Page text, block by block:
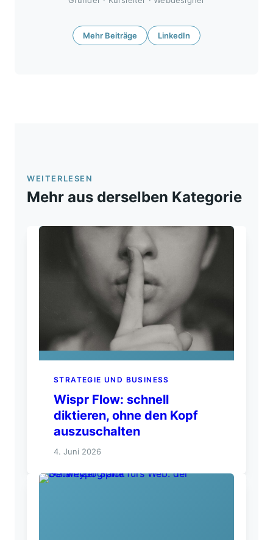
Mehr Beiträge LinkedIn
WEITERLESEN
Mehr aus derselben Kategorie
STRATEGIE UND BUSINESS
Wispr Flow: schnell
diktieren, ohne den Kopf
auszuschalten
4. Juni 2026